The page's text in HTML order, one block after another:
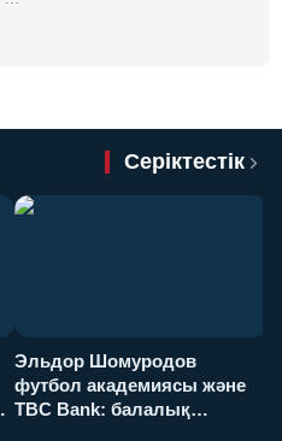
Серіктестік
Эльдор Шомуродов
футбол академиясы және
TBC Bank: балалық